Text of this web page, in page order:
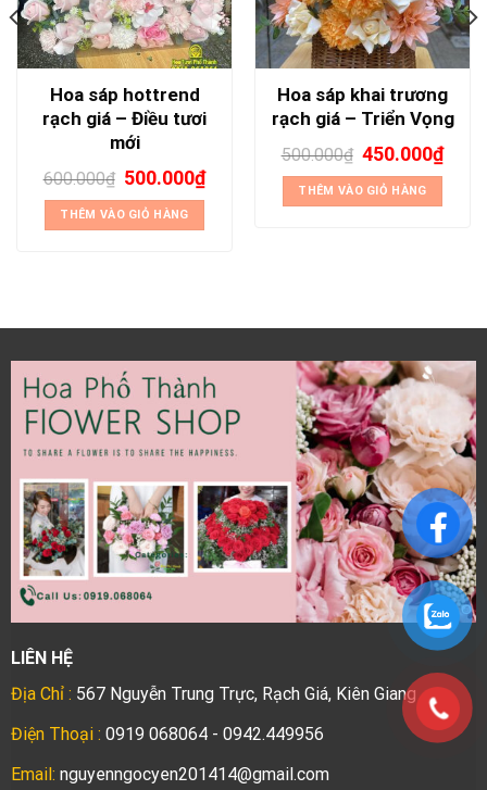
Hoa sáp hottrend
rạch giá – Điều tươi
mới
600.000₫ 500.000₫
THÊM VÀO GIỎ HÀNG
Hoa sáp khai trương
rạch giá – Triển Vọng
500.000₫ 450.000₫
THÊM VÀO GIỎ HÀNG
LIÊN HỆ
Địa Chỉ : 567 Nguyễn Trung Trực, Rạch Giá, Kiên Giang
Điện Thoại : 0919 068064 - 0942.449956
Email: nguyenngocyen201414@gmail.com